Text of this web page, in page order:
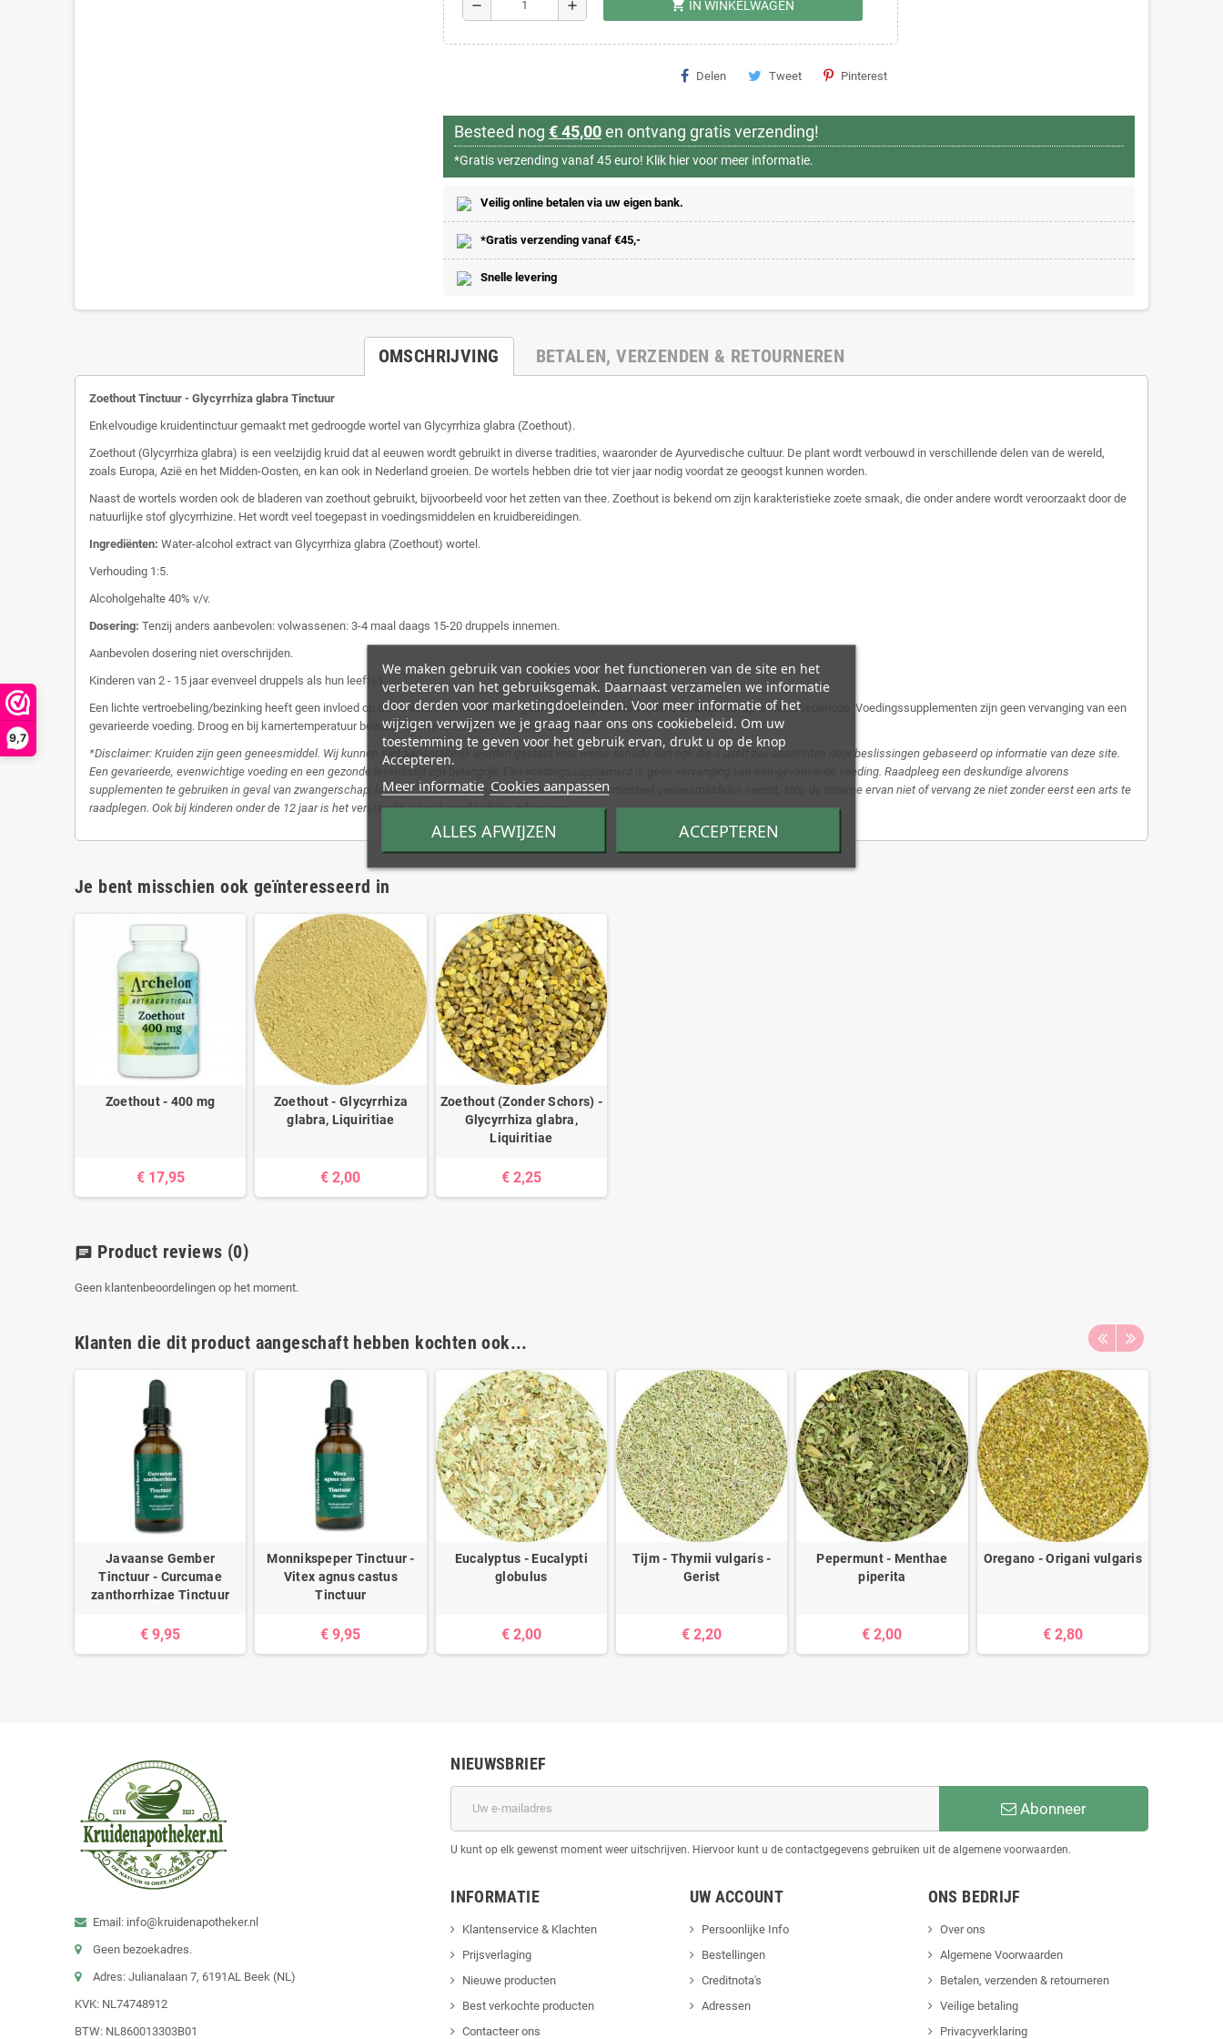
9,7
remove add shopping_cart IN WINKELWAGEN
Delen Tweet Pinterest
Besteed nog € 45,00en ontvang gratis verzending!
*Gratis verzending vanaf 45 euro! Klik hier voor meer informatie.
Veilig online betalen via uw eigen bank.
*Gratis verzending vanaf €45,-
Snelle levering
OMSCHRIJVING BETALEN, VERZENDEN & RETOURNEREN
Zoethout Tinctuur - Glycyrrhiza glabra Tinctuur
Enkelvoudige kruidentinctuur gemaakt met gedroogde wortel van Glycyrrhiza glabra (Zoethout).
Zoethout (Glycyrrhiza glabra) is een veelzijdig kruid dat al eeuwen wordt gebruikt in diverse tradities, waaronder de Ayurvedische cultuur. De plant wordt verbouwd in verschillende delen van de wereld,
zoals Europa, Azië en het Midden-Oosten, en kan ook in Nederland groeien. De wortels hebben drie tot vier jaar nodig voordat ze geoogst kunnen worden.
Naast de wortels worden ook de bladeren van zoethout gebruikt, bijvoorbeeld voor het zetten van thee. Zoethout is bekend om zijn karakteristieke zoete smaak, die onder andere wordt veroorzaakt door de
natuurlijke stof glycyrrhizine. Het wordt veel toegepast in voedingsmiddelen en kruidbereidingen.
Ingrediënten: Water-alcohol extract van Glycyrrhiza glabra (Zoethout) wortel.
Verhouding 1:5.
Alcoholgehalte 40% v/v.
Dosering: Tenzij anders aanbevolen: volwassenen: 3-4 maal daags 15-20 druppels innemen.
Aanbevolen dosering niet overschrijden.
Kinderen van 2 - 15 jaar evenveel druppels als hun leeftijd.
Een lichte vertroebeling/bezinking heeft geen invloed op de kwaliteit. Schudden voor gebruik. Niet gebruiken tijdens zwangerschap en lactatieperiode. Voedingssupplementen zijn geen vervanging van een
gevarieerde voeding. Droog en bij kamertemperatuur bewaren. Buiten bereik van kinderen bewaren.
*Disclaimer: Kruiden zijn geen geneesmiddel. Wij kunnen niet aansprakelijk worden gesteld voor welke schade dan ook die u uzelf zou aanrichten door beslissingen gebaseerd op informatie van deze site.
Een gevarieerde, evenwichtige voeding en een gezonde levensstijl zijn belangrijk. Een voedingssupplement is geen vervanging van een gevarieerde voeding. Raadpleeg een deskundige alvorens
supplementen te gebruiken in geval van zwangerschap, lactatie, medicijngebruik en ziekte. Indien u momenteel geneesmiddelen neemt, stop de inname ervan niet of vervang ze niet zonder eerst een arts te
raadplegen. Ook bij kinderen onder de 12 jaar is het verstandig u eerst goed te laten informeren.
Je bent misschien ook geïnteresseerd in
Zoethout - 400 mg
€ 17,95
Zoethout - Glycyrrhiza
glabra, Liquiritiae
€ 2,00
Zoethout (Zonder Schors) -
Glycyrrhiza glabra,
Liquiritiae
€ 2,25
chat Product reviews (0)
Geen klantenbeoordelingen op het moment.
Klanten die dit product aangeschaft hebben kochten ook...
Javaanse Gember
Tinctuur - Curcumae
zanthorrhizae Tinctuur
€ 9,95
Monnikspeper Tinctuur -
Vitex agnus castus
Tinctuur
€ 9,95
Eucalyptus - Eucalypti
globulus
€ 2,00
Tijm - Thymii vulgaris -
Gerist
€ 2,20
Pepermunt - Menthae
piperita
€ 2,00
Oregano - Origani vulgaris
€ 2,80
Email: info@kruidenapotheker.nl
Geen bezoekadres.
Adres: Julianalaan 7, 6191AL Beek (NL)
KVK: NL74748912
BTW: NL860013303B01
NIEUWSBRIEF
Abonneer
U kunt op elk gewenst moment weer uitschrijven. Hiervoor kunt u de contactgegevens gebruiken uit de algemene voorwaarden.
INFORMATIE
Klantenservice & Klachten
Prijsverlaging
Nieuwe producten
Best verkochte producten
Contacteer ons
UW ACCOUNT
Persoonlijke Info
Bestellingen
Creditnota's
Adressen
ONS BEDRIJF
Over ons
Algemene Voorwaarden
Betalen, verzenden & retourneren
Veilige betaling
Privacyverklaring
We maken gebruik van cookies voor het functioneren van de site en het
verbeteren van het gebruiksgemak. Daarnaast verzamelen we informatie
door derden voor marketingdoeleinden. Voor meer informatie of het
wijzigen verwijzen we je graag naar ons ons cookiebeleid. Om uw
toestemming te geven voor het gebruik ervan, drukt u op de knop
Accepteren.
Meer informatie Cookies aanpassen
ALLES AFWIJZEN ACCEPTEREN